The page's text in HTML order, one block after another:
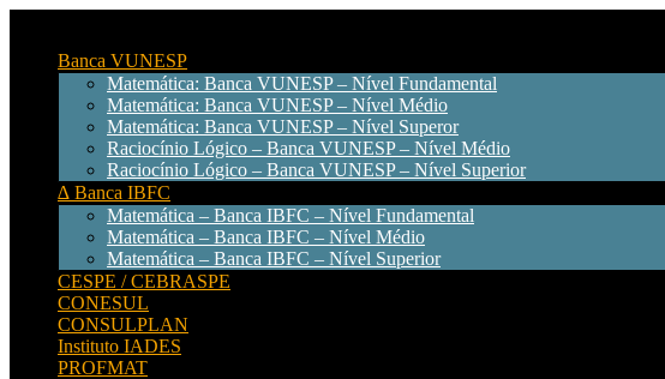
Banca VUNESP
Matemática: Banca VUNESP – Nível Fundamental
Matemática: Banca VUNESP – Nível Médio
Matemática: Banca VUNESP – Nível Superor
Raciocínio Lógico – Banca VUNESP – Nível Médio
Raciocínio Lógico – Banca VUNESP – Nível Superior
∆ Banca IBFC
Matemática – Banca IBFC – Nível Fundamental
Matemática – Banca IBFC – Nível Médio
Matemática – Banca IBFC – Nível Superior
CESPE / CEBRASPE
CONESUL
CONSULPLAN
Instituto IADES
PROFMAT